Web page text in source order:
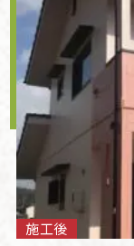
施工後